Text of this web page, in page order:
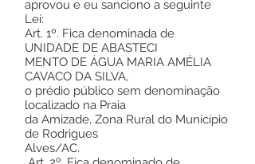
aprovou e eu sanciono a seguinte
Lei:
Art. 1º. Fica denominada de
UNIDADE DE ABASTECI
MENTO DE ÁGUA MARIA AMÉLIA
CAVACO DA SILVA,
o prédio público sem denominação
localizado na Praia
da Amizade, Zona Rural do Município
de Rodrigues
Alves/AC.